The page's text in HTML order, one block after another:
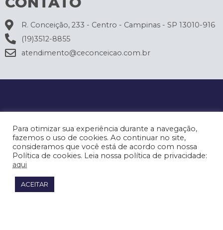
R. Conceição, 233 - Centro - Campinas - SP 13010-916
(19)3512-8855
atendimento@ceconceicao.com.br
Para otimizar sua experiência durante a navegação,
fazemos o uso de cookies. Ao continuar no site,
consideramos que você está de acordo com nossa
Política de cookies. Leia nossa política de privacidade:
aqui
ACEITAR